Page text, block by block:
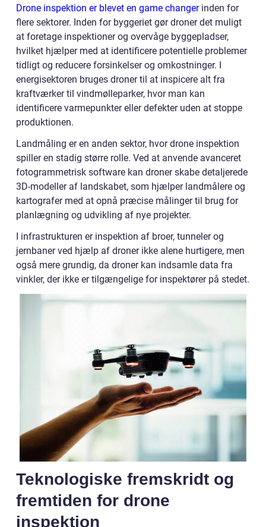
Drone inspektion er blevet en game changerinden for
flere sektorer. Inden for byggeriet gør droner det muligt
at foretage inspektioner og overvåge byggepladser,
hvilket hjælper med at identificere potentielle problemer
tidligt og reducere forsinkelser og omkostninger. I
energisektoren bruges droner til at inspicere alt fra
kraftværker til vindmølleparker, hvor man kan
identificere varmepunkter eller defekter uden at stoppe
produktionen.
Landmåling er en anden sektor, hvor drone inspektion
spiller en stadig større rolle. Ved at anvende avanceret
fotogrammetrisk software kan droner skabe detaljerede
3D-modeller af landskabet, som hjælper landmålere og
kartografer med at opnå præcise målinger til brug for
planlægning og udvikling af nye projekter.
I infrastrukturen er inspektion af broer, tunneler og
jernbaner ved hjælp af droner ikke alene hurtigere, men
også mere grundig, da droner kan indsamle data fra
vinkler, der ikke er tilgængelige for inspektører på stedet.
Teknologiske fremskridt og
fremtiden for drone
inspektion